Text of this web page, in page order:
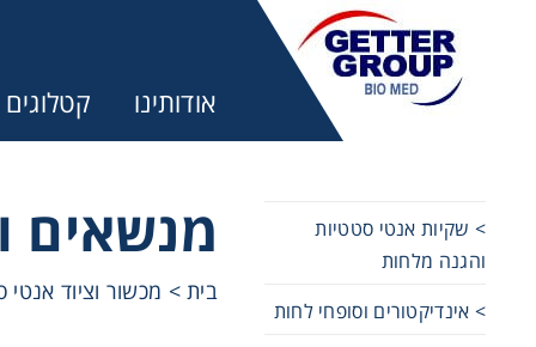
אודותינו קטלוגים
> שקיות אנטי סטטיות
והגנה מלחות
> אינדיקטורים וסופחי לחות
מנשאים
בית> מכשור וציוד